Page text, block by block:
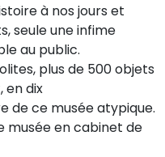
à nos jours et
seule une infime
au public.
plus de 500 objets
en dix
de ce musée atypique.
musée en cabinet de